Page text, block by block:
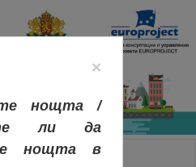
×
нощта /
ли да
нощта в